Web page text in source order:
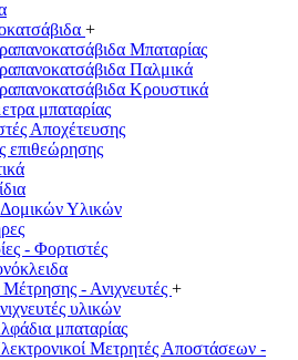
+
Μπαταρίας
Παλμικά
Κρουστικά
μπαταρίας
Αποχέτευσης
επιθεώρησης
Υλικών
- Φορτιστές
- Ανιχνευτές +
υλικών
μπαταρίας
Μετρητές Αποστάσεων -